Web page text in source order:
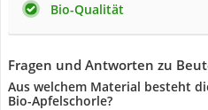
Bio-Qualität
Fragen und Antworten zu
Aus welchem Material besteht
Bio-Apfelschorle?